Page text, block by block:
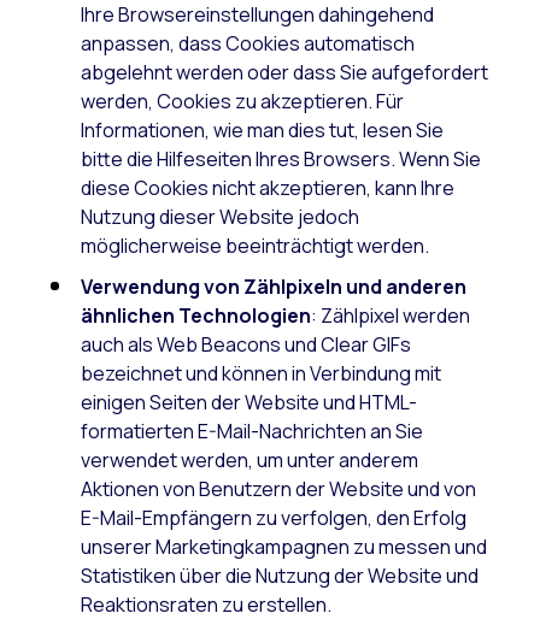
Ihre Browsereinstellungen dahingehend
anpassen, dass Cookies automatisch
abgelehnt werden oder dass Sie aufgefordert
werden, Cookies zu akzeptieren. Für
Informationen, wie man dies tut, lesen Sie
bitte die Hilfeseiten Ihres Browsers. Wenn Sie
diese Cookies nicht akzeptieren, kann Ihre
Nutzung dieser Website jedoch
möglicherweise beeinträchtigt werden.
Verwendung von Zählpixeln und anderen
ähnlichen Technologien: Zählpixel werden
auch als Web Beacons und Clear GIFs
bezeichnet und können in Verbindung mit
einigen Seiten der Website und HTML-
formatierten E-Mail-Nachrichten an Sie
verwendet werden, um unter anderem
Aktionen von Benutzern der Website und von
E-Mail-Empfängern zu verfolgen, den Erfolg
unserer Marketingkampagnen zu messen und
Statistiken über die Nutzung der Website und
Reaktionsraten zu erstellen.